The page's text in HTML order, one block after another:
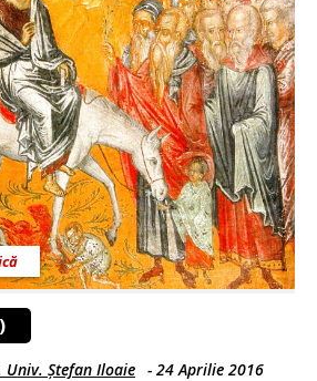
Univ. Ștefan Iloaie - 24 Aprilie 2016